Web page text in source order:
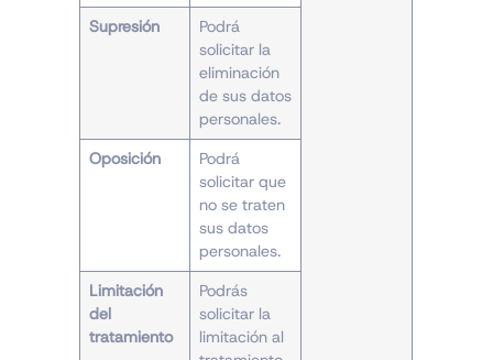
Supresión
Podrá
solicitar la
eliminación
de sus datos
personales.
Oposición
Podrá
solicitar que
no se traten
sus datos
personales.
Limitación
del
tratamiento
Podrás
solicitar la
limitación al